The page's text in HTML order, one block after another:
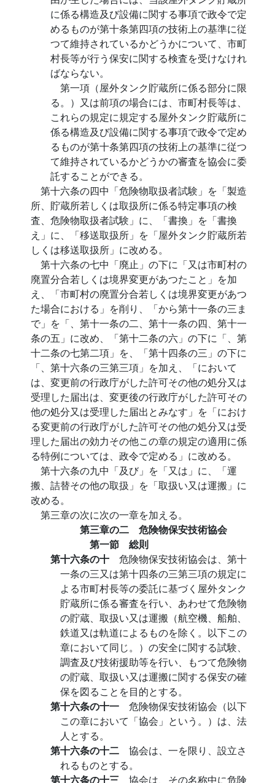
に係る構造及び設備に関する事項で政令で定
めるものが第十条第四項の技術上の基準に従
つて維持されているかどうかについて、市町
村長等が行う保安に関する検査を受けなけれ
ばならない。
第一項（屋外タンク貯蔵所に係る部分に限
る。）又は前項の場合には、市町村長等は、
これらの規定に規定する屋外タンク貯蔵所に
係る構造及び設備に関する事項で政令で定め
るものが第十条第四項の技術上の基準に従つ
て維持されているかどうかの審査を協会に委
託することができる。
第十六条の四中「危険物取扱者試験」を「製造
所、貯蔵所若しくは取扱所に係る特定事項の検
査、危険物取扱者試験」に、「書換」を「書換
え」に、「移送取扱所」を「屋外タンク貯蔵所若
しくは移送取扱所」に改める。
第十六条の七中「廃止」の下に「又は市町村の
廃置分合若しくは境界変更があつたこと」を加
え、「市町村の廃置分合若しくは境界変更があつ
た場合における」を削り、「から第十一条の三ま
で」を「、第十一条の二、第十一条の四、第十一
条の五」に改め、「第十二条の六」の下に「、第
十二条の七第二項」を、「第十四条の三」の下に
「、第十六条の三第三項」を加え、「において
は、変更前の行政庁がした許可その他の処分又は
受理した届出は、変更後の行政庁がした許可その
他の処分又は受理した届出とみなす」を「におけ
る変更前の行政庁がした許可その他の処分又は受
理した届出の効力その他この章の規定の適用に係
る特例については、政令で定める」に改める。
第十六条の九中「及び」を「又は」に、「運
搬、詰替その他の取扱」を「取扱い又は運搬」に
改める。
第三章の次に次の一章を加える。
第三章の二 危険物保安技術協会
第一節 総則
第十六条の十 危険物保安技術協会は、第十
一条の三又は第十四条の三第三項の規定に
よる市町村長等の委託に基づく屋外タンク
貯蔵所に係る審査を行い、あわせて危険物
の貯蔵、取扱い又は運搬（航空機、船舶、
鉄道又は軌道によるものを除く。以下この
章において同じ。）の安全に関する試験、
調査及び技術援助等を行い、もつて危険物
の貯蔵、取扱い又は運搬に関する保安の確
保を図ることを目的とする。
第十六条の十一 危険物保安技術協会（以下
この章において「協会」という。）は、法
人とする。
第十六条の十二 協会は、一を限り、設立さ
れるものとする。
第十六条の十三 協会は、その名称中に危険